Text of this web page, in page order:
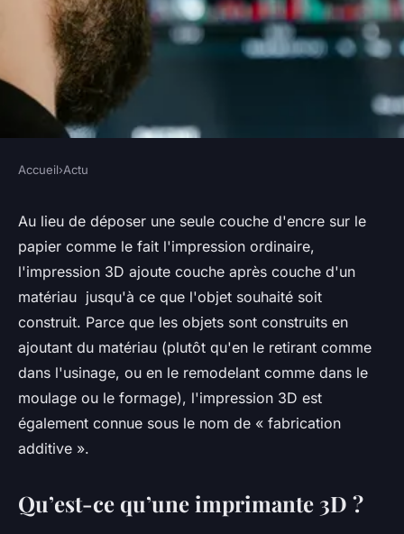
Pourquoi acheter une
imprimante 3D ?
•24 août 2021•3 min de lecture
Accueil›Actu
Au lieu de déposer une seule couche d'encre sur le
papier comme le fait l'impression ordinaire,
l'impression 3D ajoute couche après couche d'un
matériau jusqu'à ce que l'objet souhaité soit
construit. Parce que les objets sont construits en
ajoutant du matériau (plutôt qu'en le retirant comme
dans l'usinage, ou en le remodelant comme dans le
moulage ou le formage), l'impression 3D est
également connue sous le nom de « fabrication
additive ».
Qu’est-ce qu’une imprimante 3D ?